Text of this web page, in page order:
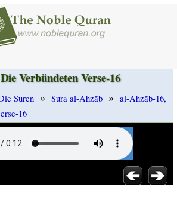
Verbündeten Verse-16
Suren » Sura al-Ahzāb » al-Ahzāb-16,
16